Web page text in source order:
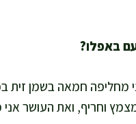
מחליפה חמאה בשמן
וחריף, ואת העושר אני